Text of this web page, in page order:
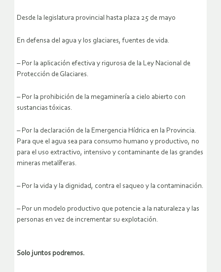
Desde la legislatura provincial hasta plaza 25 de mayo
En defensa del agua y los glaciares, fuentes de vida.
– Por la aplicación efectiva y rigurosa de la Ley Nacional de
Protección de Glaciares.
– Por la prohibición de la megaminería a cielo abierto con
sustancias tóxicas.
– Por la declaración de la Emergencia Hídrica en la Provincia.
Para que el agua sea para consumo humano y productivo, no
para el uso extractivo, intensivo y contaminante de las grandes
mineras metalíferas.
– Por la vida y la dignidad, contra el saqueo y la contaminación.
– Por un modelo productivo que potencie a la naturaleza y las
personas en vez de incrementar su explotación.
Solo juntos podremos.